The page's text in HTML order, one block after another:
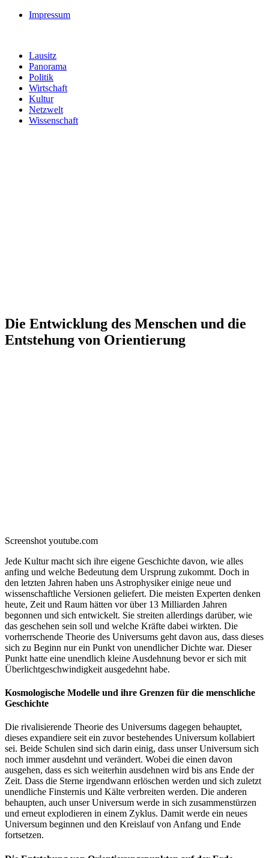
Impressum
Lausitz
Panorama
Politik
Wirtschaft
Kultur
Netzwelt
Wissenschaft
Die Entwicklung des Menschen und die
Entstehung von Orientierung
Screenshot youtube.com
Jede Kultur macht sich ihre eigene Geschichte davon, wie alles
anfing und welche Bedeutung dem Ursprung zukommt. Doch in
den letzten Jahren haben uns Astrophysiker einige neue und
wissenschaftliche Versionen geliefert. Die meisten Experten denken
heute, Zeit und Raum hätten vor über 13 Milliarden Jahren
begonnen und sich entwickelt. Sie streiten allerdings darüber, wie
das geschehen sein soll und welche Kräfte dabei wirkten. Die
vorherrschende Theorie des Universums geht davon aus, dass dieses
sich zu Beginn nur ein Punkt von unendlicher Dichte war. Dieser
Punkt hatte eine unendlich kleine Ausdehnung bevor er sich mit
Überlichtgeschwindigkeit ausgedehnt habe.
Kosmologische Modelle und ihre Grenzen für die menschliche
Geschichte
Die rivalisierende Theorie des Universums dagegen behauptet,
dieses expandiere seit ein zuvor bestehendes Universum kollabiert
sei. Beide Schulen sind sich darin einig, dass unser Universum sich
noch immer ausdehnt und verändert. Wobei die einen davon
ausgehen, dass es sich weiterhin ausdehnen wird bis ans Ende der
Zeit. Dass die Sterne irgendwann erlöschen werden und sich zuletzt
unendliche Finsternis und Kälte verbreiten werden. Die anderen
behaupten, auch unser Universum werde in sich zusammenstürzen
und erneut explodieren in einem Zyklus. Damit werde ein neues
Universum beginnen und den Kreislauf von Anfang und Ende
fortsetzen.